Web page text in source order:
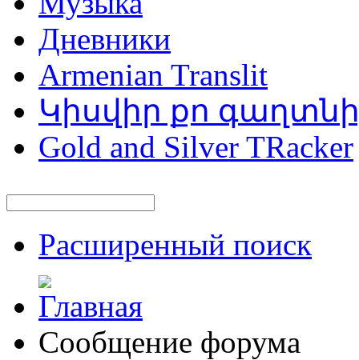
Дневники
Armenian Translit
Կիսվիր քո
Gold and Silver TRacker
Расширенный поиск
Сообщение форума